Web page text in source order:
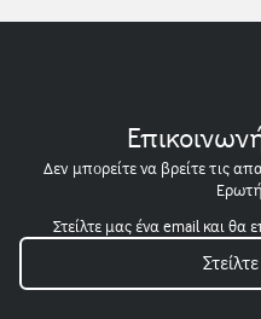
Δεν μπορείτε να βρείτε τις
Στείλτε μας ένα email και θα